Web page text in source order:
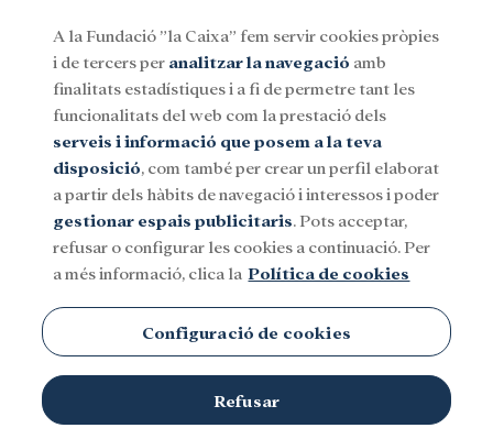
Menu
SocialInvestigació i bequesCultura
A la Fundació ”la Caixa” fem servir cookies pròpies
i de tercers per analitzar la navegació amb
finalitats estadístiques i a fi de permetre tant les
funcionalitats del web com la prestació dels
serveis i informació que posem a la teva
disposició, com també per crear un perfil elaborat
a partir dels hàbits de navegació i interessos i poder
gestionar espais publicitaris. Pots acceptar,
refusar o configurar les cookies a continuació. Per
a més informació, clica la Política de cookies
Configuració de cookies
Refusar